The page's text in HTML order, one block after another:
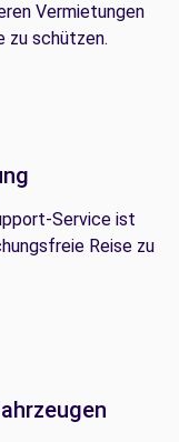
Vermietungen
zu schützen.
Service ist
Reise zu